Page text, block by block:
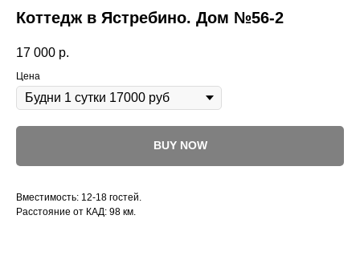
Коттедж в Ястребино. Дом №56-2
17 000 р.
Цена
BUY NOW
Вместимость: 12-18 гостей.
Расстояние от КАД: 98 км.